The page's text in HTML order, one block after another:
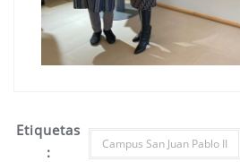
Etiquetas
:
Campus San Juan Pablo II